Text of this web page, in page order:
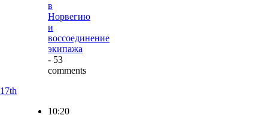
в
Норвегию
и
воссоединение
экипажа
- 53
comments
17th
10:20